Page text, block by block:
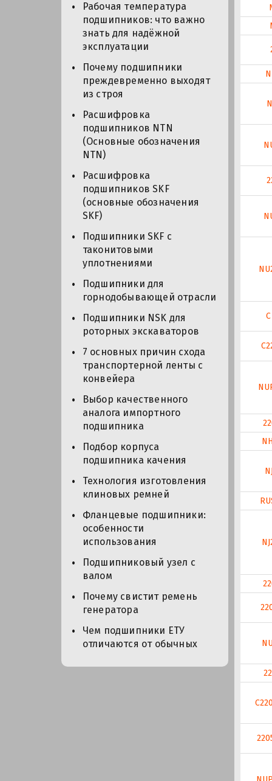
Рабочая температура
подшипников: что важно
знать для надёжной
эксплуатации
Почему подшипники
преждевременно выходят
из строя
Расшифровка
подшипников NTN
(Основные обозначения
NTN)
Расшифровка
подшипников SKF
(основные обозначения
SKF)
Подшипники SKF с
таконитовыми
уплотнениями
Подшипники для
горнодобывающей отрасли
Подшипники NSK для
роторных экскаваторов
7 основных причин схода
транспортерной ленты с
конвейера
Выбор качественного
аналога импортного
подшипника
Подбор корпуса
подшипника качения
Технология изготовления
клиновых ремней
Фланцевые подшипники:
особенности
использования
Подшипниковый узел с
валом
Почему свистит ремень
генератора
Чем подшипники ЕТУ
отличаются от обычных